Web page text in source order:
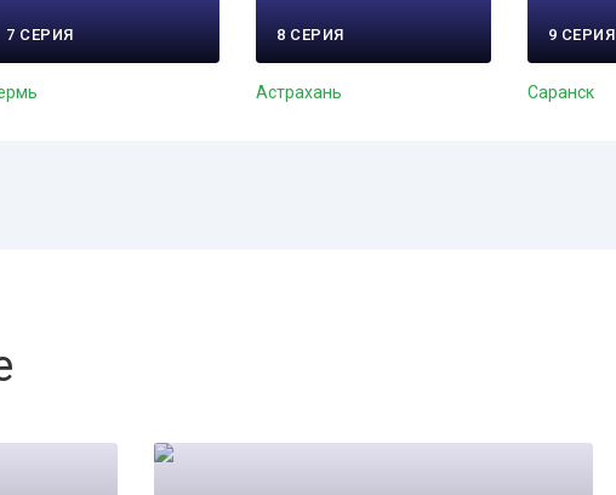
7 СЕРИЯ 8 СЕРИЯ
Астрахань
9 СЕРИЯ
Саранск